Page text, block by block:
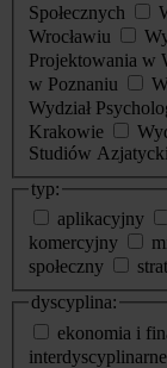
Społecznych
Wrocławiu
Projektowania w
w Poznaniu
Wydział
Krakowie
Studiów
typ:
aplikacyjny
komercyjny
społeczny
dyscyplina:
ekonomia i
interdyscyplinarne